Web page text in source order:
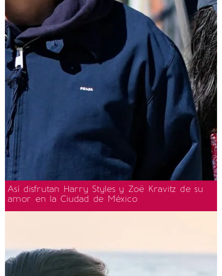
Así disfrutan Harry Styles y Zoë Kravitz de su
amor en la Ciudad de México